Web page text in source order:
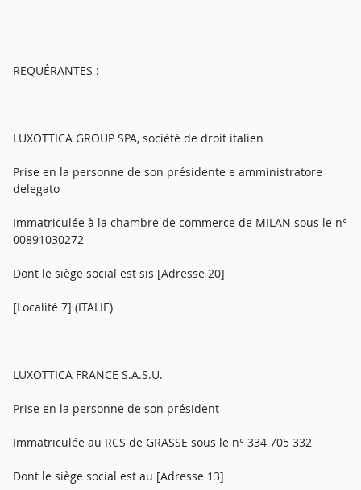
REQUÉRANTES :
LUXOTTICA GROUP SPA, société de droit italien
Prise en la personne de son présidente e amministratore
delegato
Immatriculée à la chambre de commerce de MILAN sous le n°
00891030272
Dont le siège social est sis [Adresse 20]
[Localité 7] (ITALIE)
LUXOTTICA FRANCE S.A.S.U.
Prise en la personne de son président
Immatriculée au RCS de GRASSE sous le n° 334 705 332
Dont le siège social est au [Adresse 13]